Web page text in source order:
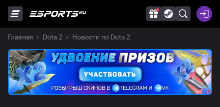
Главная Dota 2 Новости по Dota 2